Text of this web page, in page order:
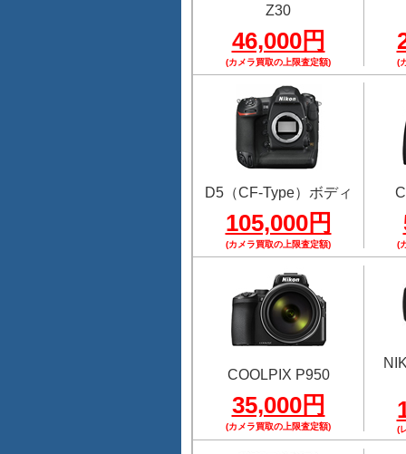
Z30
46,000円
(カメラ買取の上限査定額) (
D5（CF-Type）ボディ
105,000円
(カメラ買取の上限査定額) (
COOLPIX P950
35,000円
(カメラ買取の上限査定額) (